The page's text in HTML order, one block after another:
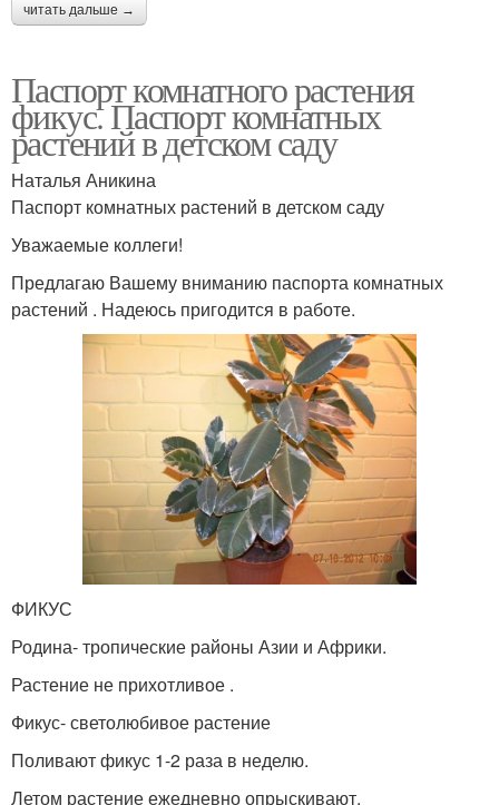
читать дальше →
Паспорт комнатного растения
фикус. Паспорт комнатных
растений в детском саду
Наталья Аникина
Паспорт комнатных растений в детском саду
Уважаемые коллеги!
Предлагаю Вашему вниманию паспорта комнатных
растений . Надеюсь пригодится в работе.
ФИКУС
Родина- тропические районы Азии и Африки.
Растение не прихотливое .
Фикус- светолюбивое растение
Поливают фикус 1-2 раза в неделю.
Летом растение ежедневно опрыскивают.